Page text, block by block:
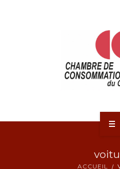
ACCUEIL